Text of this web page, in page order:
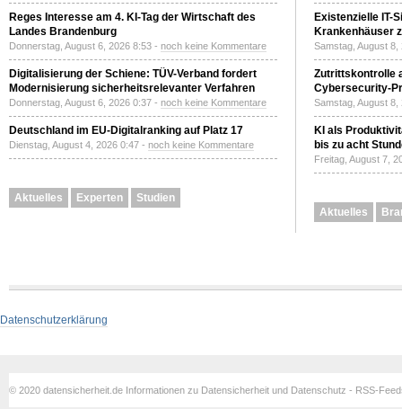
Reges Interesse am 4. KI-Tag der Wirtschaft des
Landes Brandenburg
Donnerstag, August 6, 2026 8:53 - noch keine Kommentare
Digitalisierung der Schiene: TÜV-Verband fordert
Modernisierung sicherheitsrelevanter Verfahren
Donnerstag, August 6, 2026 0:37 - noch keine Kommentare
Deutschland im EU-Digitalranking auf Platz 17
Dienstag, August 4, 2026 0:47 - noch keine Kommentare
Aktuelles Experten Studien
Existenzielle IT-
Krankenhäuser
Samstag, August
Zutrittskontrolle
Cybersecurity-
Samstag, August
KI als
bis zu acht
Freitag, August 7,
Aktuelles
Datenschutzerklärung
© 2020 datensicherheit.de Informationen zu Datensicherheit und Datenschutz - RSS-